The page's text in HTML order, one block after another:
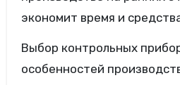
экономит время и
Выбор контрольных
особенностей